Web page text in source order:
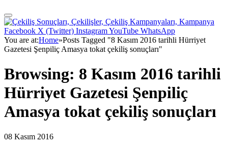
Facebook X (Twitter) InstagramYouTube WhatsApp
You are at:Home»Posts Tagged "8 Kasım 2016 tarihli Hürriyet
Gazetesi Şenpiliç Amasya tokat çekiliş sonuçları"
Browsing: 8 Kasım 2016 tarihli
Hürriyet Gazetesi Şenpiliç
Amasya tokat çekiliş sonuçları
08 Kasım 2016